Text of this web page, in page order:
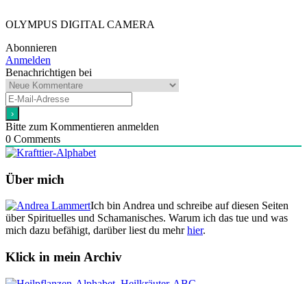
OLYMPUS DIGITAL CAMERA
Abonnieren
Anmelden
Benachrichtigen bei
Bitte zum Kommentieren anmelden
0 Comments
Über mich
Ich bin Andrea und schreibe auf diesen Seiten
über Spirituelles und Schamanisches. Warum ich das tue und was
mich dazu befähigt, darüber liest du mehrhier.
Klick in mein Archiv